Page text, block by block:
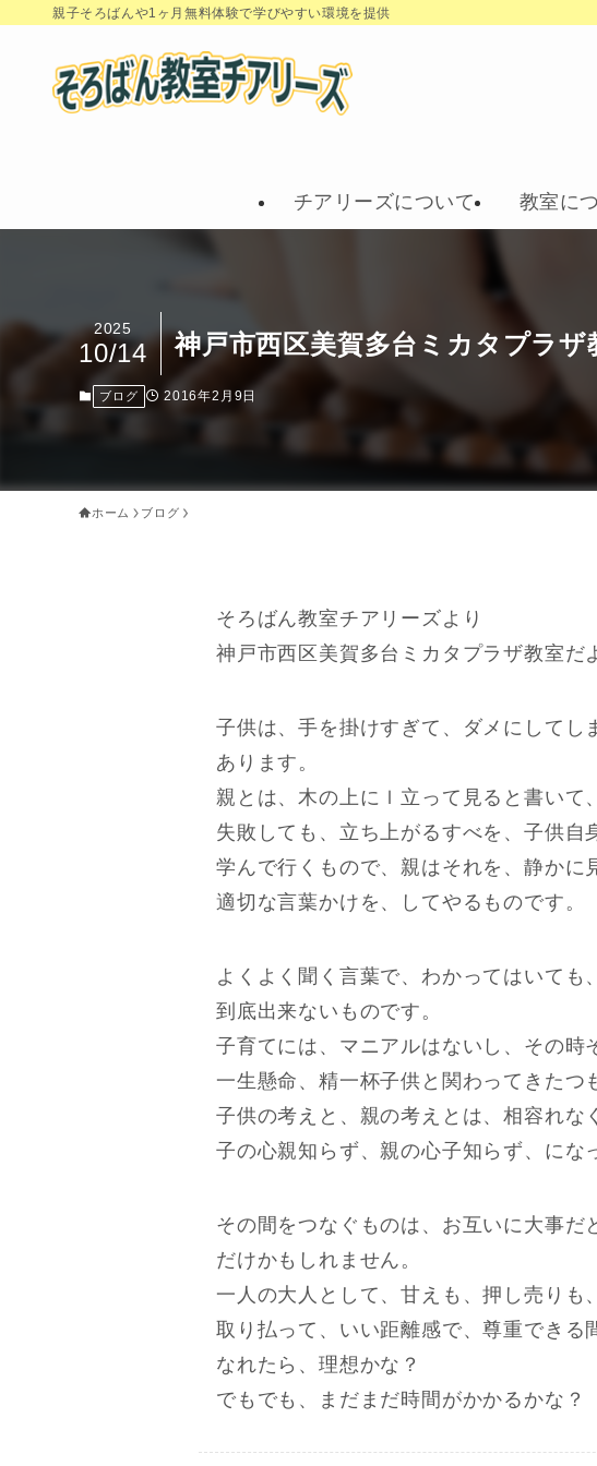
親子そろばんや1ヶ月無料体験で学びやすい環境を提供
チアリーズについて 教室に
神戸市西区美賀多台ミカタプラザ
2025
10/14
ブログ 2016年2月9日
ホーム ブログ
そろばん教室チアリーズより
神戸市西区美賀多台ミカタプラザ教室だ
子供は、手を掛けすぎて、ダメにしてし
あります。
親とは、木の上にｌ立って見ると書いて
失敗しても、立ち上がるすべを、子供自
学んで行くもので、親はそれを、静かに
適切な言葉かけを、してやるものです。
よくよく聞く言葉で、わかってはいても
到底出来ないものです。
子育てには、マニアルはないし、その時
一生懸命、精一杯子供と関わってきたつ
子供の考えと、親の考えとは、相容れな
子の心親知らず、親の心子知らず、にな
その間をつなぐものは、お互いに大事だ
だけかもしれません。
一人の大人として、甘えも、押し売りも
取り払って、いい距離感で、尊重できる
なれたら、理想かな？
でもでも、まだまだ時間がかかるかな？